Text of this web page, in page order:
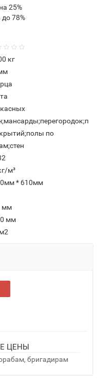
25%
78%
кг
по
м³
* 610мм
мм
мм
ЦЕНЫ
бригадирам